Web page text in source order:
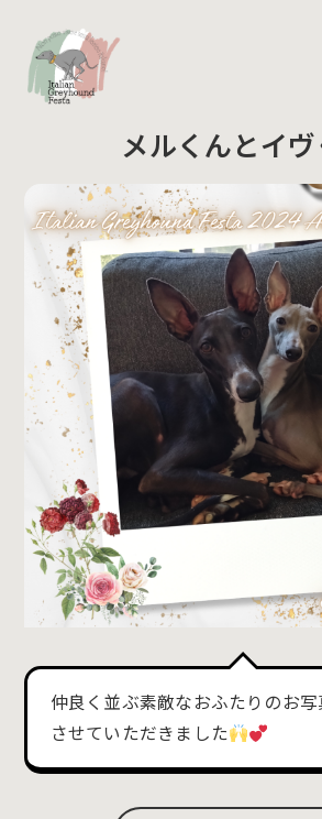
メルくんとイ
仲良く並ぶ素敵なおふたりのお
させていただきました